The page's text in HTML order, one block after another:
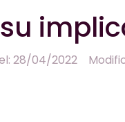
su
28/04/2022